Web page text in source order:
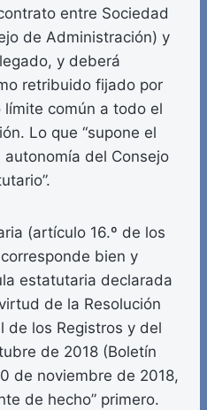
entre Sociedad
de Administración) y
y deberá
retribuido fijado por
común a todo el
Lo que “supone el
del Consejo
(artículo 16.º de los
bien y
estatutaria declarada
de la Resolución
de los Registros y del
de 2018 (Boletín
de noviembre de 2018,
de hecho” primero.